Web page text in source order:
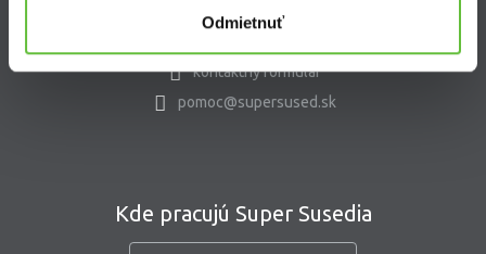
Odmietnuť
kontaktný formulár
pomoc@supersused.sk
Kde pracujú Super Susedia